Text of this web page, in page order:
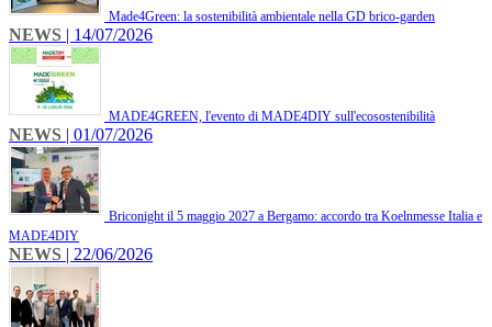
Made4Green: la sostenibilità ambientale nella GD brico-garden
NEWS | 14/07/2026
MADE4GREEN, l'evento di MADE4DIY sull'ecosostenibilità
NEWS | 01/07/2026
Briconight il 5 maggio 2027 a Bergamo: accordo tra Koelnmesse Italia e
MADE4DIY
NEWS | 22/06/2026